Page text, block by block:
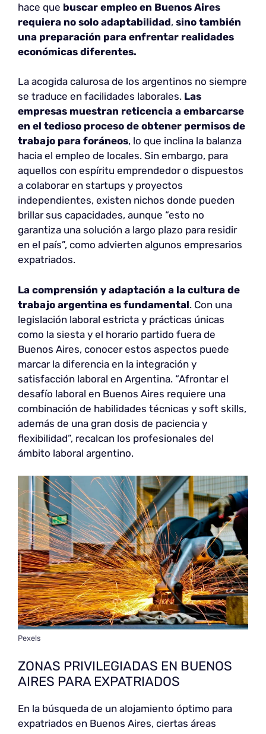
hace que buscar empleo en Buenos Aires
requiera no solo adaptabilidad, sino también
una preparación para enfrentar realidades
económicas diferentes.
La acogida calurosa de los argentinos no siempre
se traduce en facilidades laborales. Las
empresas muestran reticencia a embarcarse
en el tedioso proceso de obtener permisos de
trabajo para foráneos, lo que inclina la balanza
hacia el empleo de locales. Sin embargo, para
aquellos con espíritu emprendedor o dispuestos
a colaborar en startups y proyectos
independientes, existen nichos donde pueden
brillar sus capacidades, aunque “esto no
garantiza una solución a largo plazo para residir
en el país”, como advierten algunos empresarios
expatriados.
La comprensión y adaptación a la cultura de
trabajo argentina es fundamental. Con una
legislación laboral estricta y prácticas únicas
como la siesta y el horario partido fuera de
Buenos Aires, conocer estos aspectos puede
marcar la diferencia en la integración y
satisfacción laboral en Argentina. “Afrontar el
desafío laboral en Buenos Aires requiere una
combinación de habilidades técnicas y soft skills,
además de una gran dosis de paciencia y
flexibilidad”, recalcan los profesionales del
ámbito laboral argentino.
Pexels
ZONAS PRIVILEGIADAS EN BUENOS
AIRES PARA EXPATRIADOS
En la búsqueda de un alojamiento óptimo para
expatriados en Buenos Aires, ciertas áreas